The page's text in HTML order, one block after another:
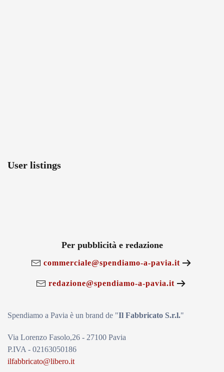
User listings
Per pubblicità e redazione
commerciale@spendiamo-a-pavia.it
redazione@spendiamo-a-pavia.it
Spendiamo a Pavia è un brand de "Il Fabbricato S.r.l."
Via Lorenzo Fasolo,26 - 27100 Pavia
P.IVA - 02163050186
ilfabbricato@libero.it